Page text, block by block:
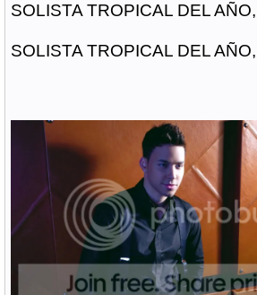
SOLISTA TROPICAL DEL
SOLISTA TROPICAL DEL